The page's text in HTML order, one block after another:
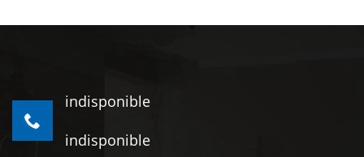
indisponible
indisponible